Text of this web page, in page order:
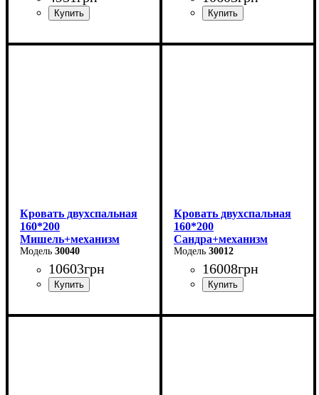
Ширина-203,2 см
Ширина: 166 см
Кровать двухспальная
160*200
Мишель+механизм
(серая)30040
10603грн
Ширина: 166 см
Кровать двухспальная
160*200
Сандра+механизм
(серая)30012
16008грн
Ширина: 170 см